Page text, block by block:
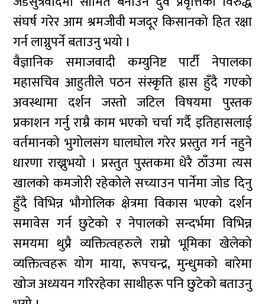
संघर्ष गरेर आम श्रमजीवी मजदूर किसानको हित रक्षा
गर्न लाग्नुपर्ने बताउनु भयो ।
वैज्ञानिक समाजवादी कम्युनिष्ट पार्टी नेपालका
महासचिव आहुतीले पठन संस्कृति ह्रास हुँदै गएको
अवस्थामा दर्शन जस्तो जटिल विषयमा पुस्तक
प्रकाशन गर्नु राम्रै काम भएको चर्चा गर्दै इतिहासलाई
वर्तमानको भुगोलसंग घालघोल गरेर प्रस्तुत गर्न नहुने
धारणा राख्नुभयो । प्रस्तुत पुस्तकमा धेरै ठाँउमा त्यस
खालको कमजोरी रहेकोले सच्याउन पार्नेमा जोड दिनु
हुँदै विभिन्न भौगोलिक क्षेत्रमा विकास भएको दर्शन
समावेस गर्न छुटेको र नेपालको सन्दर्भमा विभिन्न
समयमा थुप्रै व्यक्तित्वहरुले राम्रो भूमिका खेलेको
व्यक्तित्वहरू योग माया, रूपचन्द्र, मुन्धुमको बारेमा
खोज अध्ययन गरिरहेका साथीहरू पनि छुटेको बताउनु